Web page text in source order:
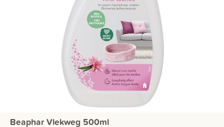
Beaphar Vlekweg 500ml